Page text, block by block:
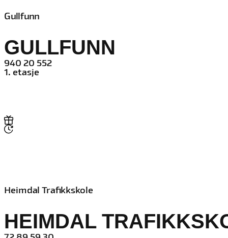
Gullfunn
GULLFUNN
940 20 552
1. etasje
Heimdal Trafikkskole
HEIMDAL